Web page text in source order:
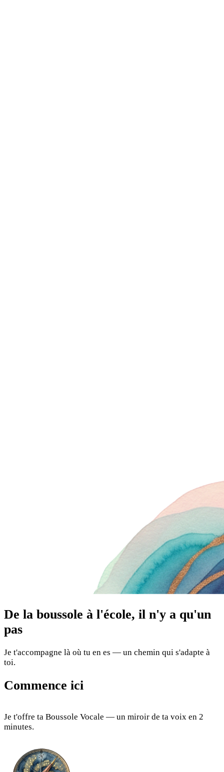
De la boussole à l'école, il n'y a qu'un
pas
Je t'accompagne là où tu en es — un chemin qui s'adapte à
toi.
Commence ici
Je t'offre ta Boussole Vocale — un miroir de ta voix en 2
minutes.